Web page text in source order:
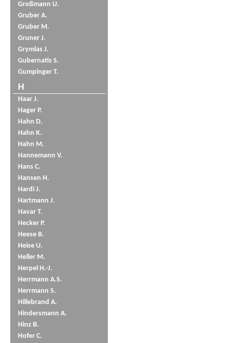
Großmann U.
Gruber A.
Gruber M.
Gruner J.
Grymlas J.
Gubernatis S.
Gumpinger T.
H
Haar J.
Hager P.
Hahn D.
Hahn K.
Hahn M.
Hannemann V.
Hans C.
Hansen H.
Hardi J.
Hartmann J.
Havar T.
Hecker P.
Heese B.
Heise U.
Heller M.
Herpel H.-J.
Herrmann A.S.
Herrmann S.
Hillebrand A.
Hindersmann A.
Hinz B.
Hofer C.